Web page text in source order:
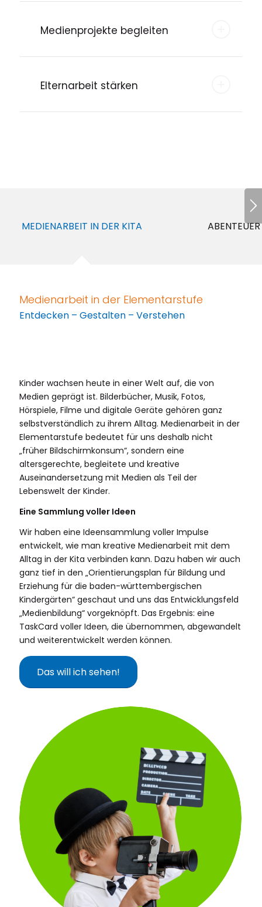
Medienprojekte begleiten
Elternarbeit stärken
MEDIENARBEIT IN DER KITA
Medienarbeit in der Elementarstufe
Entdecken – Gestalten – Verstehen
Kinder wachsen heute in einer Welt auf, die von
Medien geprägt ist. Bilderbücher, Musik, Fotos,
Hörspiele, Filme und digitale Geräte gehören ganz
selbstverständlich zu ihrem Alltag. Medienarbeit in der
Elementarstufe bedeutet für uns deshalb nicht
„früher Bildschirmkonsum“, sondern eine
altersgerechte, begleitete und kreative
Auseinandersetzung mit Medien als Teil der
Lebenswelt der Kinder.
Eine Sammlung voller Ideen
Wir haben eine Ideensammlung voller Impulse
entwickelt, wie man kreative Medienarbeit mit dem
Alltag in der Kita verbinden kann. Dazu haben wir auch
ganz tief in den „Orientierungsplan für Bildung und
Erziehung für die baden-württembergischen
Kindergärten“ geschaut und uns das Entwicklungsfeld
„Medienbildung“ vorgeknöpft. Das Ergebnis: eine
TaskCard voller Ideen, die übernommen, abgewandelt
und weiterentwickelt werden können.
Das will ich sehen!